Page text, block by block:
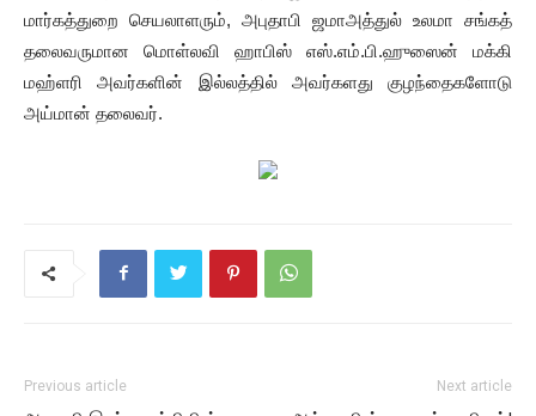
மார்கத்துறை செயலாளரும், அபுதாபி ஜமாஅத்துல் உலமா சங்கத்
தலைவருமான மொள்லவி ஹாபிஸ் எஸ்.எம்.பி.ஹுஸைன் மக்கி
மஹ்ளரி அவர்களின் இல்லத்தில் அவர்களது குழந்தைகளோடு
அய்மான் தலைவர்.
Previous article Next article